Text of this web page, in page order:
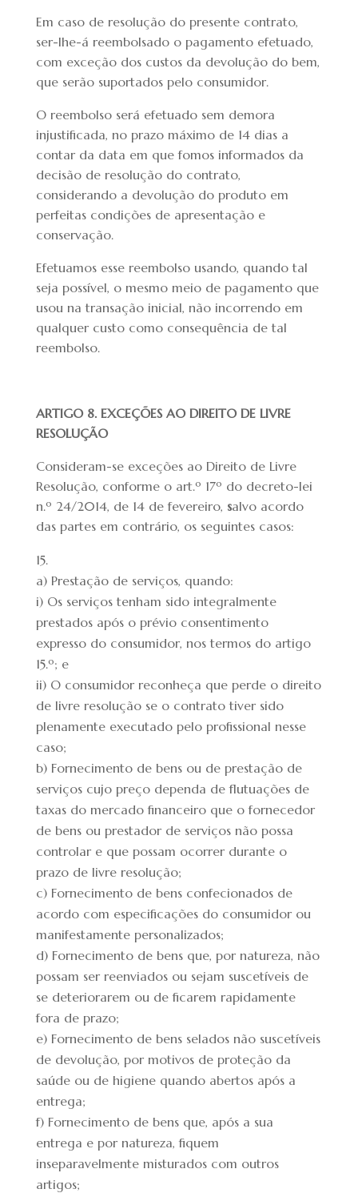
Em caso de resolução do presente contrato,
ser-lhe-á reembolsado o pagamento efetuado,
com exceção dos custos da devolução do bem,
que serão suportados pelo consumidor.
O reembolso será efetuado sem demora
injustificada, no prazo máximo de 14 dias a
contar da data em que fomos informados da
decisão de resolução do contrato,
considerando a devolução do produto em
perfeitas condições de apresentação e
conservação.
Efetuamos esse reembolso usando, quando tal
seja possível, o mesmo meio de pagamento que
usou na transação inicial, não incorrendo em
qualquer custo como consequência de tal
reembolso.
ARTIGO 8. EXCEÇÕES AO DIREITO DE LIVRE
RESOLUÇÃO
Consideram-se exceções ao Direito de Livre
Resolução, conforme o art.º 17º do decreto-lei
n.º 24/2014, de 14 de fevereiro, salvo acordo
das partes em contrário, os seguintes casos:
a) Prestação de serviços, quando:
i) Os serviços tenham sido integralmente
prestados após o prévio consentimento
expresso do consumidor, nos termos do artigo
15.º; e
ii) O consumidor reconheça que perde o direito
de livre resolução se o contrato tiver sido
plenamente executado pelo profissional nesse
caso;
b) Fornecimento de bens ou de prestação de
serviços cujo preço dependa de flutuações de
taxas do mercado financeiro que o fornecedor
de bens ou prestador de serviços não possa
controlar e que possam ocorrer durante o
prazo de livre resolução;
c) Fornecimento de bens confecionados de
acordo com especificações do consumidor ou
manifestamente personalizados;
d) Fornecimento de bens que, por natureza, não
possam ser reenviados ou sejam suscetíveis de
se deteriorarem ou de ficarem rapidamente
fora de prazo;
e) Fornecimento de bens selados não suscetíveis
de devolução, por motivos de proteção da
saúde ou de higiene quando abertos após a
entrega;
f) Fornecimento de bens que, após a sua
entrega e por natureza, fiquem
inseparavelmente misturados com outros
artigos;